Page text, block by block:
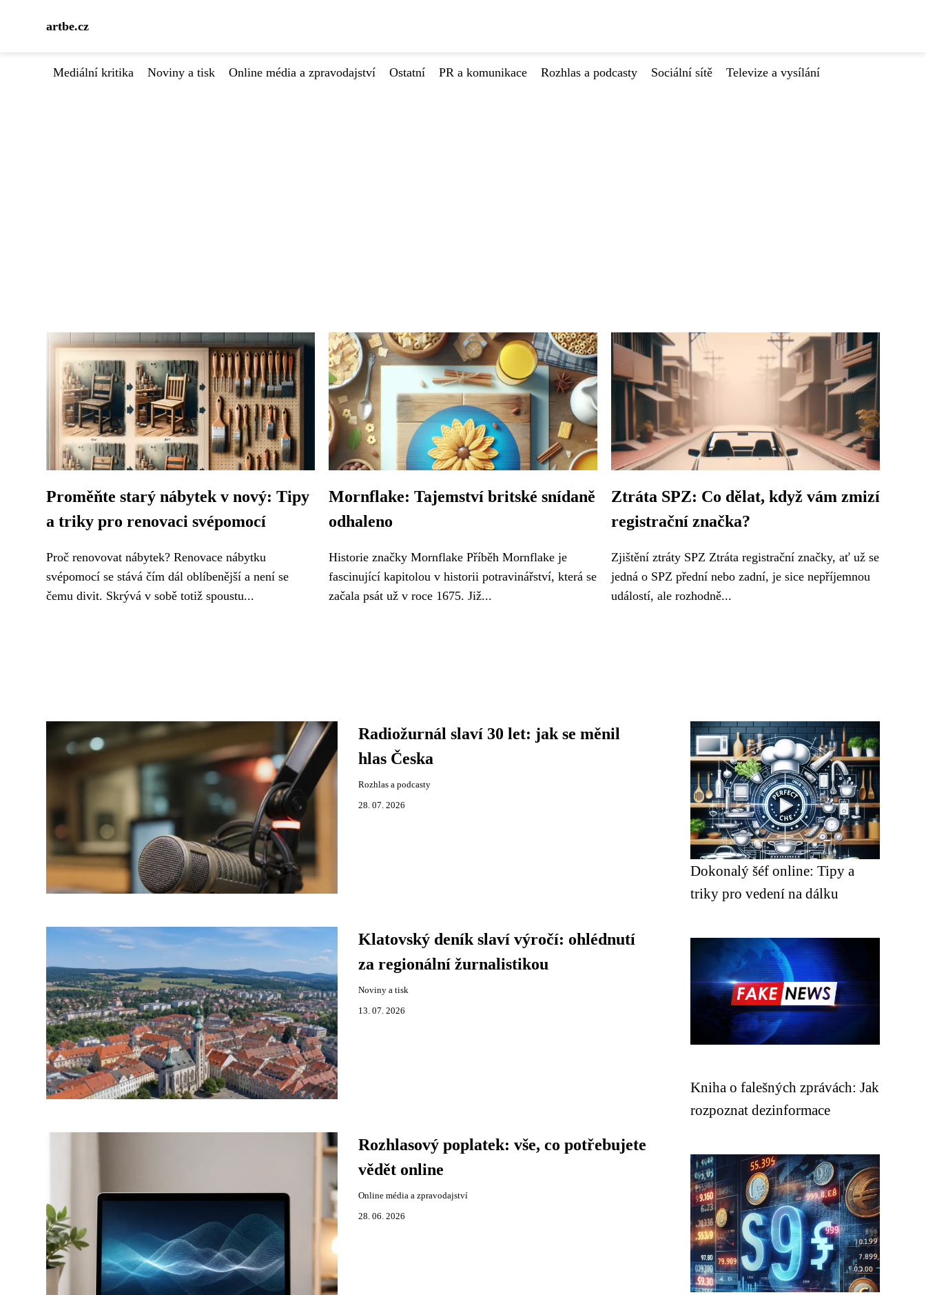
artbe.cz
Mediální kritika Noviny a tisk Online média a zpravodajství Ostatní PR a komunikace Rozhlas a podcasty Sociální sítě Televize a vysílání
Proměňte starý nábytek v nový: Tipy
a triky pro renovaci svépomocí
Proč renovovat nábytek? Renovace nábytku
svépomocí se stává čím dál oblíbenější a není se
čemu divit. Skrývá v sobě totiž spoustu...
Mornflake: Tajemství britské snídaně
odhaleno
Historie značky Mornflake Příběh Mornflake je
fascinující kapitolou v historii potravinářství, která se
začala psát už v roce 1675. Již...
Ztráta SPZ: Co dělat, když vám zmizí
registrační značka?
Zjištění ztráty SPZ Ztráta registrační značky, ať už se
jedná o SPZ přední nebo zadní, je sice nepříjemnou
událostí, ale rozhodně...
Radiožurnál slaví 30 let: jak se měnil
hlas Česka
Rozhlas a podcasty
28. 07. 2026
Klatovský deník slaví výročí: ohlédnutí
za regionální žurnalistikou
Noviny a tisk
13. 07. 2026
Rozhlasový poplatek: vše, co potřebujete
vědět online
Online média a zpravodajství
28. 06. 2026
Dokonalý šéf online: Tipy a
triky pro vedení na dálku
Kniha o falešných zprávách: Jak
rozpoznat dezinformace